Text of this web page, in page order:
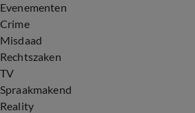
Evenementen
Crime
Misdaad
Rechtszaken
TV
Spraakmakend
Reality